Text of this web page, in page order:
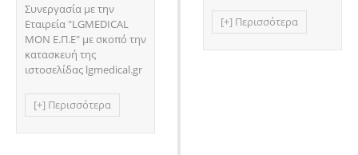
Συνεργασία με την
Εταιρεία "LGMEDICAL
ΜΟΝ Ε.Π.Ε" με σκοπό την
κατασκευή της
ιστοσελίδας lgmedical.gr
[+] Περισσότερα
[+] Περισσότερα